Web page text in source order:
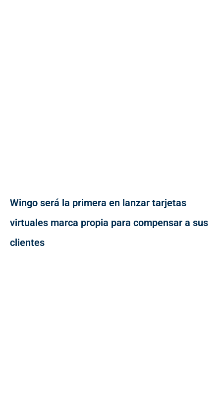
Wingo será la primera en lanzar tarjetas
virtuales marca propia para compensar a sus
clientes